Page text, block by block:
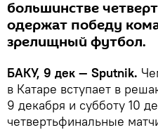
большинстве
одержат победу
зрелищный футбол.
БАКУ, 9 дек — Sputnik.
в Катаре вступает в
9 декабря и субботу 10
четвертьфинальные